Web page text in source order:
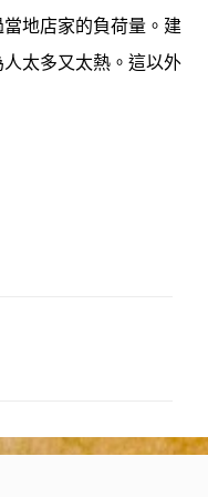
地店家的負荷量。建
太多又太熱。這以外